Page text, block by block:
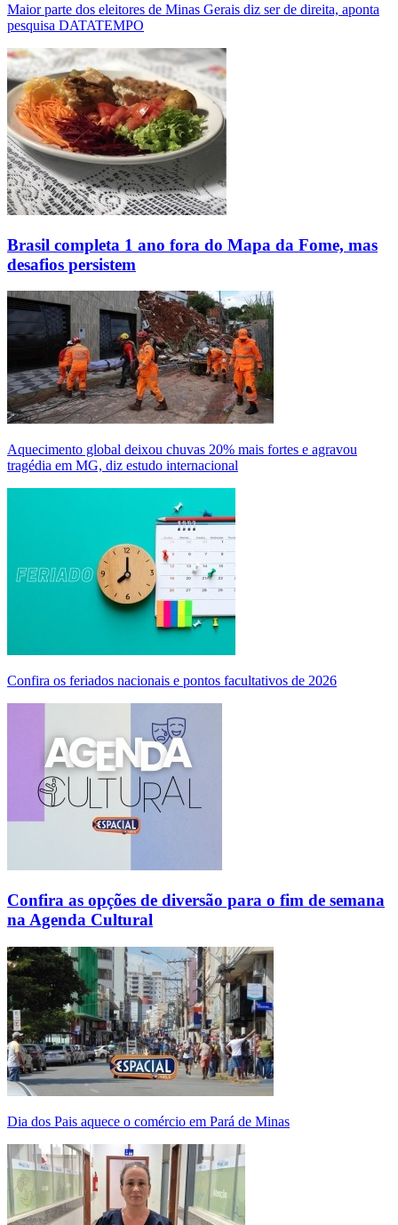
Maior parte dos eleitores de Minas Gerais diz ser de direita, aponta
pesquisa DATATEMPO
Brasil completa 1 ano fora do Mapa da Fome, mas
desafios persistem
Aquecimento global deixou chuvas 20% mais fortes e agravou
tragédia em MG, diz estudo internacional
Confira os feriados nacionais e pontos facultativos de 2026
Confira as opções de diversão para o fim de semana
na Agenda Cultural
Dia dos Pais aquece o comércio em Pará de Minas